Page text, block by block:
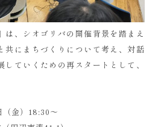
は、シオゴリバの開催背景を踏まえ
共にまちづくりについて考え、対話
ていくための再スタートとして、
金）18:30～